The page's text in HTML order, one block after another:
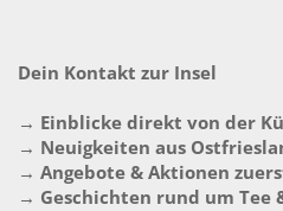
Dein Kontakt zur Insel
→ Einblicke direkt von der
→ Neuigkeiten aus
→ Angebote & Aktionen
→ Geschichten rund um Tee